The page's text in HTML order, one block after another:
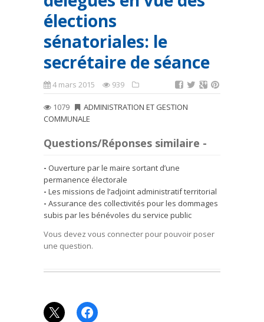
élections
sénatoriales: le
secrétaire de séance
4 mars 2015 939
1079
ADMINISTRATION ET GESTION
COMMUNALE
Questions/Réponses similaire -
Ouverture par le maire sortant d’une
permanence électorale
Les missions de l’adjoint administratif territorial
Assurance des collectivités pour les dommages
subis par les bénévoles du service public
Vous devez vous connecter pour pouvoir poser
une question.
X Facebook